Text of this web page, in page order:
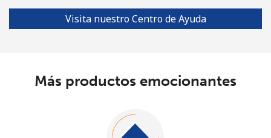
Visita nuestro Centro de Ayuda
Más productos emocionantes